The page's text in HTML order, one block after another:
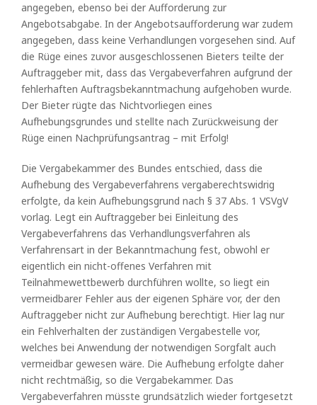
angegeben, ebenso bei der Aufforderung zur
Angebotsabgabe. In der Angebotsaufforderung war zudem
angegeben, dass keine Verhandlungen vorgesehen sind. Auf
die Rüge eines zuvor ausgeschlossenen Bieters teilte der
Auftraggeber mit, dass das Vergabeverfahren aufgrund der
fehlerhaften Auftragsbekanntmachung aufgehoben wurde.
Der Bieter rügte das Nichtvorliegen eines
Aufhebungsgrundes und stellte nach Zurückweisung der
Rüge einen Nachprüfungsantrag – mit Erfolg!
Die Vergabekammer des Bundes entschied, dass die
Aufhebung des Vergabeverfahrens vergaberechtswidrig
erfolgte, da kein Aufhebungsgrund nach § 37 Abs. 1 VSVgV
vorlag. Legt ein Auftraggeber bei Einleitung des
Vergabeverfahrens das Verhandlungsverfahren als
Verfahrensart in der Bekanntmachung fest, obwohl er
eigentlich ein nicht-offenes Verfahren mit
Teilnahmewettbewerb durchführen wollte, so liegt ein
vermeidbarer Fehler aus der eigenen Sphäre vor, der den
Auftraggeber nicht zur Aufhebung berechtigt. Hier lag nur
ein Fehlverhalten der zuständigen Vergabestelle vor,
welches bei Anwendung der notwendigen Sorgfalt auch
vermeidbar gewesen wäre. Die Aufhebung erfolgte daher
nicht rechtmäßig, so die Vergabekammer. Das
Vergabeverfahren müsste grundsätzlich wieder fortgesetzt